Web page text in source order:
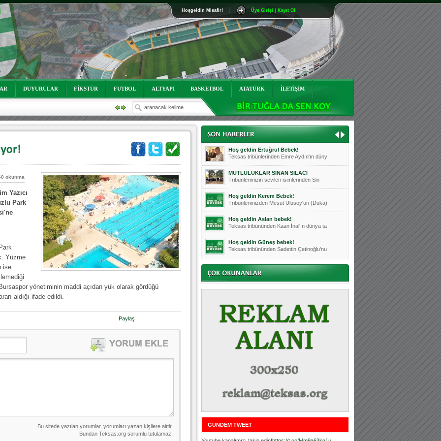
Hoşgeldin Misafir! Üye Girişi | Kayıt Ol
DUYURULAR FİKSTÜR FUTBOL ALTYAPI BASKETBOL ATATÜRK İLETİŞİM
okunma
Yazıcı
Park
Yüzme
ise
yönetiminin maddi açıdan yük olarak gördüğü
aldığı ifade edildi.
Paylaş
Mutluluklar Ceyhun Tetik
Teksas tribünlerinin sevilen isimlerinde
Bursasporumuzun önü açılsın is
Teksaslı Bursasporlular Derneği Başkanı
Hoş geldin Alaz Bebek!
Teksas.org sistem yöneticisi, ekibimizin
Hoş geldin Göktuğ Bebek!
Teksas.org ekibimizden ve tribünlerimizi
Hoş geldin Kadir Kağan Bebek!
Teksas tribünlerinden Basri İleri'nin dü
Hoş geldin Ertuğrul Bebek!
Teksas tribünlerinden Emre Aydın'ın düny
MUTLULUKLAR SİNAN SILACI
Tribünlerimizin sevilen isimlerinden Sin
Hoş geldin Kerem Bebek!
Tribünlerimizden Mesut Ulusoy'un (Duka)
Hoş geldin Aslan bebek!
Teksas tribününden Kaan İnal'ın dünya ta
Hoş geldin Güneş bebek!
Teksas tribününden Sadettin Çetinoğlu'nu
Mutluluklar Ceyhun Tetik
Teksas tribünlerinin sevilen isimlerinde
Bursasporumuzun önü açılsın is
Hoş geldin Alaz Bebek!
Teksas.org sistem yöneticisi, ekibimizin
Hoş geldin Göktuğ Bebek!
Teksas.org ekibimizden ve tribünlerimizi
Teksas tribünlerinden Basri İleri'nin dü
Hoş geldin Kerem Bebek!
Tribünlerimizden Mesut Ulusoy'un (Duka)
GÜNDEM TWEET